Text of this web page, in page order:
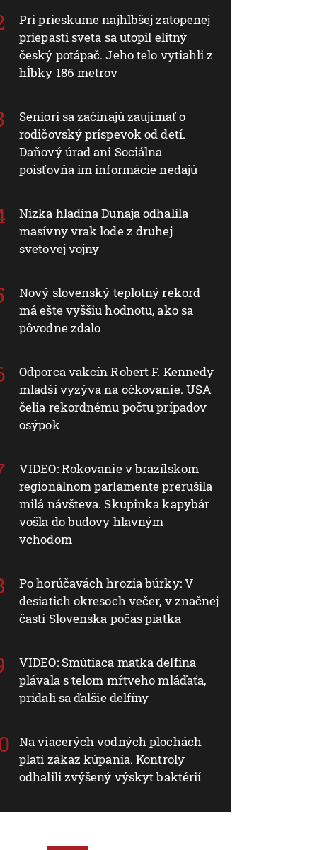
Pri prieskume najhlbšej zatopenej
priepasti sveta sa utopil elitný
český potápač. Jeho telo vytiahli z
hĺbky 186 metrov
Seniori sa začínajú zaujímať o
rodičovský príspevok od detí.
Daňový úrad ani Sociálna
poisťovňa im informácie nedajú
Nízka hladina Dunaja odhalila
masívny vrak lode z druhej
svetovej vojny
Nový slovenský teplotný rekord
má ešte vyššiu hodnotu, ako sa
pôvodne zdalo
Odporca vakcín Robert F. Kennedy
mladší vyzýva na očkovanie. USA
čelia rekordnému počtu prípadov
osýpok
VIDEO: Rokovanie v brazílskom
regionálnom parlamente prerušila
milá návšteva. Skupinka kapybár
vošla do budovy hlavným
vchodom
Po horúčavách hrozia búrky: V
desiatich okresoch večer, v značnej
časti Slovenska počas piatka
VIDEO: Smútiaca matka delfína
plávala s telom mŕtveho mláďaťa,
pridali sa ďalšie delfíny
Na viacerých vodných plochách
platí zákaz kúpania. Kontroly
odhalili zvýšený výskyt baktérií